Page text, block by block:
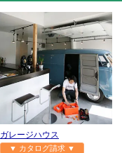
ガレージハウス
▼ カタログ請求 ▼